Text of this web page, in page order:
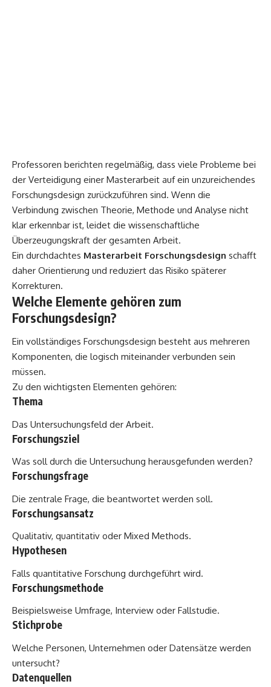
Professoren berichten regelmäßig, dass viele Probleme bei
der Verteidigung einer Masterarbeit auf ein unzureichendes
Forschungsdesign zurückzuführen sind. Wenn die
Verbindung zwischen Theorie, Methode und Analyse nicht
klar erkennbar ist, leidet die wissenschaftliche
Überzeugungskraft der gesamten Arbeit.
Ein durchdachtes Masterarbeit Forschungsdesign schafft
daher Orientierung und reduziert das Risiko späterer
Korrekturen.
Welche Elemente gehören zum
Forschungsdesign?
Ein vollständiges Forschungsdesign besteht aus mehreren
Komponenten, die logisch miteinander verbunden sein
müssen.
Zu den wichtigsten Elementen gehören:
Thema
Das Untersuchungsfeld der Arbeit.
Forschungsziel
Was soll durch die Untersuchung herausgefunden werden?
Forschungsfrage
Die zentrale Frage, die beantwortet werden soll.
Forschungsansatz
Qualitativ, quantitativ oder Mixed Methods.
Hypothesen
Falls quantitative Forschung durchgeführt wird.
Forschungsmethode
Beispielsweise Umfrage, Interview oder Fallstudie.
Stichprobe
Welche Personen, Unternehmen oder Datensätze werden
untersucht?
Datenquellen